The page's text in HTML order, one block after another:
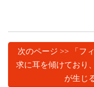
次のページ >> 「フ
求に耳を傾けており
が生じ